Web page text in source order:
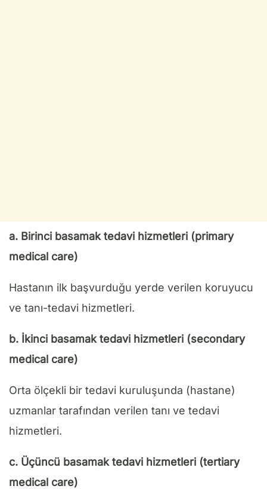
a. Birinci basamak tedavi hizmetleri (primary
medical care)
Hastanın ilk başvurduğu yerde verilen koruyucu
ve tanı-tedavi hizmetleri.
b. İkinci basamak tedavi hizmetleri (secondary
medical care)
Orta ölçekli bir tedavi kuruluşunda (hastane)
uzmanlar tarafından verilen tanı ve tedavi
hizmetleri.
c. Üçüncü basamak tedavi hizmetleri (tertiary
medical care)